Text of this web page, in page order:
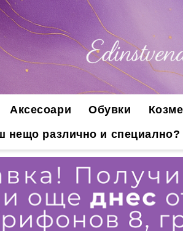
Аксесоари Обувки
нещо различно и специално?